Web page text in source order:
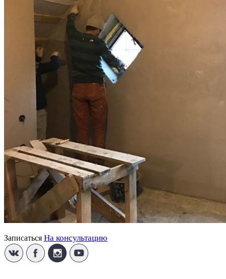
Записаться На консультацию